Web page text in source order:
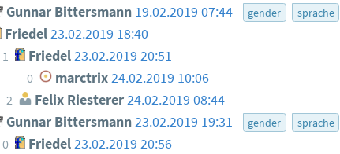
Gunnar Bittersmann 19.02.2019 07:44 gender sprache
Friedel 23.02.2019 18:40
1 Friedel23.02.2019 20:51
0 marctrix 24.02.2019 10:06
-2 Felix Riesterer24.02.2019 08:44
Gunnar Bittersmann23.02.2019 19:31 gender sprache
0 Friedel23.02.2019 20:56